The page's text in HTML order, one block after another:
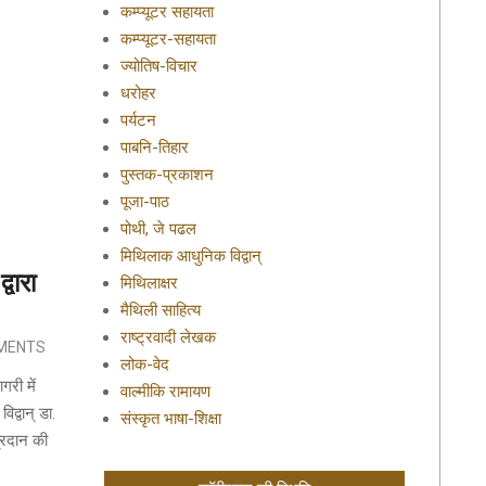
में
डा.
की
कम्प्यूटर सहायता
कम्प्यूटर-सहायता
ज्योतिष-विचार
धरोहर
पर्यटन
पाबनि-तिहार
पुस्तक-प्रकाशन
पूजा-पाठ
पोथी, जे पढल
मिथिलाक आधुनिक विद्वान्
मिथिलाक्षर
मैथिली साहित्य
राष्ट्रवादी लेखक
लोक-वेद
वाल्मीकि रामायण
संस्कृत भाषा-शिक्षा